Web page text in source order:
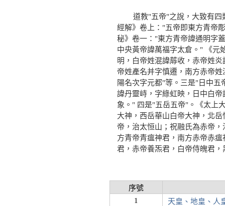
道教"五帝"之說，大致有四類
經解》卷上："五帝即東方青帝
秘》卷一："東方青帝諱通明字
中央黃帝諱萬福字太倉。" 《元
明，白帝姓混諱蓐收，赤帝姓
帝姓產名并字慎遷，南方赤帝
陽名次字元都"等。三是"日中
諱丹靈峙，字綠虹映，日中白
象。" 四是"五岳五帝"。《太上
大神，西岳華山白帝大神，北
帝，治太恒山；祝融氏為赤帝
方青帝青瘟神君，南方赤帝赤
君，赤帝養炁君，白帝侍魄君
序號
1
天皇、地皇、人